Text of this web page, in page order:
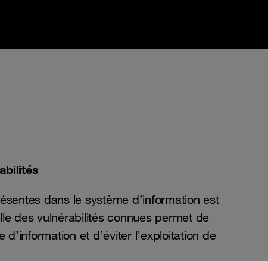
dans le système d’information est
des vulnérabilités connues permet de
et d’éviter l’exploitation de